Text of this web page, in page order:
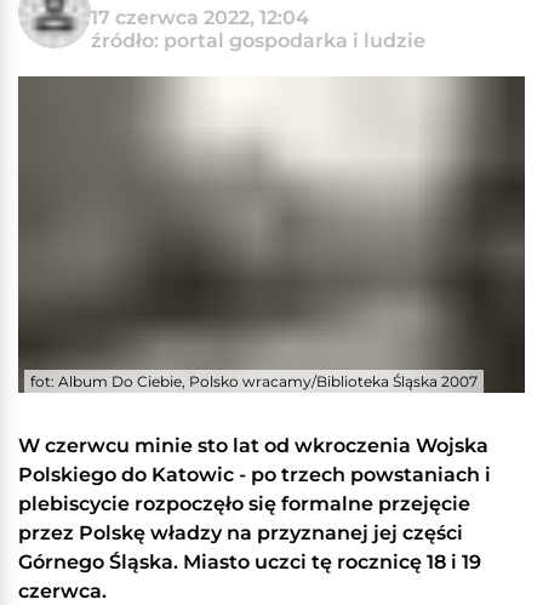
17 czerwca 2022, 12:04
źródło: portal gospodarka i ludzie
fot: Album Do Ciebie, Polsko wracamy/Biblioteka Śląska 2007
W czerwcu minie sto lat od wkroczenia Wojska
Polskiego do Katowic - po trzech powstaniach i
plebiscycie rozpoczęło się formalne przejęcie
przez Polskę władzy na przyznanej jej części
Górnego Śląska. Miasto uczci tę rocznicę 18 i 19
czerwca.